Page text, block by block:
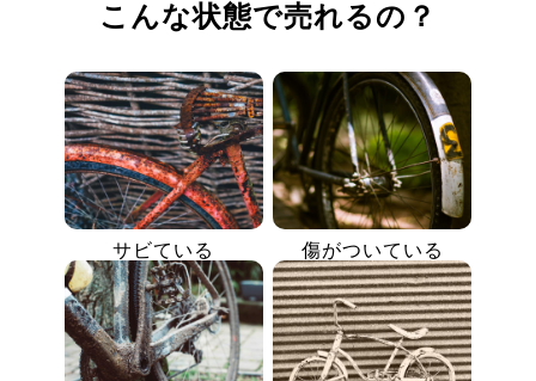
こんな状態で売れるの？
サビている 傷がついている